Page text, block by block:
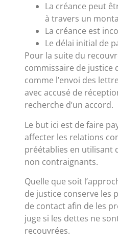
La créance peut
à travers un
La créance est
Le délai initial de
Pour la suite du
commissaire de justice
comme l’envoi des
avec accusé de
recherche d’un accord.
Le but ici est de faire
affecter les relations
préétablies en utilisant
non contraignants.
Quelle que soit
de justice conserve les
de contact afin de les
juge si les dettes ne
recouvrées.